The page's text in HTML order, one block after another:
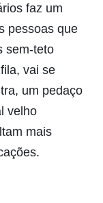
faz um
pessoas que
sem-teto
vai se
um pedaço
velho
mais